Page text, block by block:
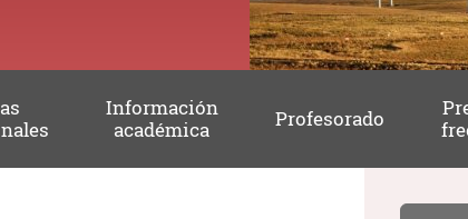
Información
académica
Profesorado